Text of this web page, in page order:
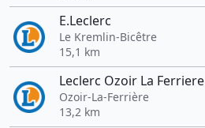
E.Leclerc
Le Kremlin-Bicêtre
15,1 km
Leclerc Ozoir La Ferriere
Ozoir-La-Ferrière
13,2 km